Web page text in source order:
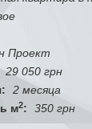
Проект
29 050 грн
2 месяца
м2: 350 грн